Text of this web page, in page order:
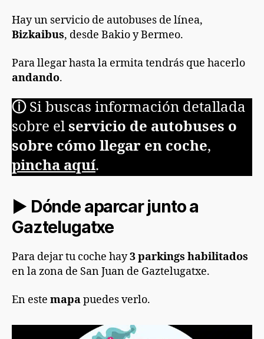
Hay un servicio de autobuses de línea,
Bizkaibus, desde Bakio y Bermeo.
Para llegar hasta la ermita tendrás que hacerlo
andando.
ⓘSi buscas información detallada
sobre elservicio de autobuses o
sobre cómo llegar en coche,
pincha aquí.
► Dónde aparcar junto a
Gaztelugatxe
Para dejar tu coche hay3 parkings habilitados
en la zona de San Juan de Gaztelugatxe.
En este mapapuedes verlo.